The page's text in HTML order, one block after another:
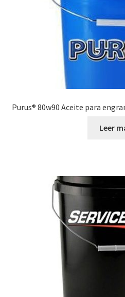
Purus® 80w90 Aceite para
Leer